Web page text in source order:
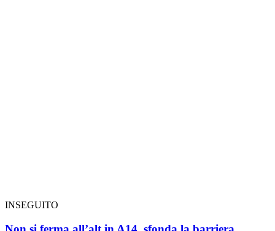
INSEGUITO